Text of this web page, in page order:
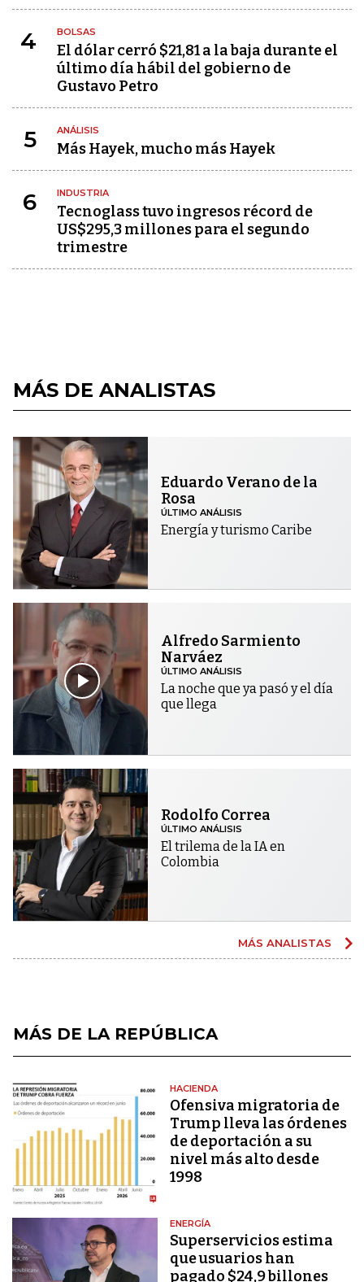
4 BOLSAS
El dólar cerró $21,81 a la baja durante el
último día hábil del gobierno de
Gustavo Petro
5 ANÁLISIS
Más Hayek, mucho más Hayek
6 INDUSTRIA
Tecnoglass tuvo ingresos récord de
US$295,3 millones para el segundo
trimestre
MÁS DE ANALISTAS
Eduardo Verano de la
Rosa
ÚLTIMO ANÁLISIS
Energía y turismo Caribe
Alfredo Sarmiento
Narváez
ÚLTIMO ANÁLISIS
La noche que ya pasó y el día
que llega
Rodolfo Correa
ÚLTIMO ANÁLISIS
El trilema de la IA en
Colombia
MÁS ANALISTAS
MÁS DE LA REPÚBLICA
HACIENDA
Ofensiva migratoria de
Trump lleva las órdenes
de deportación a su
nivel más alto desde
1998
ENERGÍA
Superservicios estima
que usuarios han
pagado $24,9 billones